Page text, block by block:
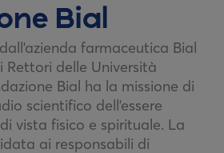
Portuguese
Spanish
Italian
German
French (CH)
Bial
farmaceutica Bial
Rettori delle Università
Bial ha la missione di
scientifico dell'essere
vista fisico e spirituale. La
ai responsabili di